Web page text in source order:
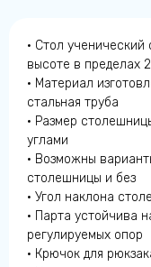
• Стол
высоте в пределах
• Материал
стальная труба
• Размер
углами
• Возможны
столешницы и без
• Угол наклона
• Парта устойчива
регулируемых опор
• Крючок для